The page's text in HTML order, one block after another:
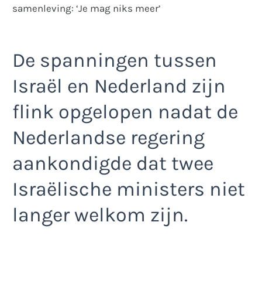
samenleving: ‘Je mag niks meer’
De spanningen tussen
Israël en Nederland zijn
flink opgelopen nadat de
Nederlandse regering
aankondigde dat twee
Israëlische ministers niet
langer welkom zijn.